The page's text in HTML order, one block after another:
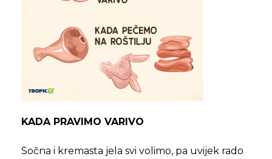
KADA PRAVIMO VARIVO
Sočna i kremasta jela svi volimo, pa uvijek rado